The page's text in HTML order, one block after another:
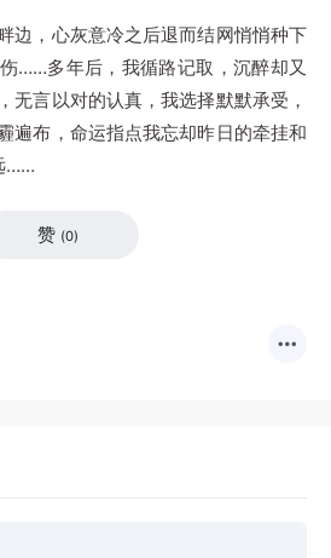
边，心灰意冷之后退而结网悄悄种下
……多年后，我循路记取，沉醉却又
无言以对的认真，我选择默默承受，
遍布，命运指点我忘却昨日的牵挂和
……
赞 (0)